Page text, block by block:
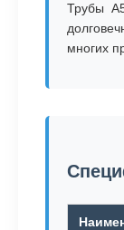
Трубы
многих